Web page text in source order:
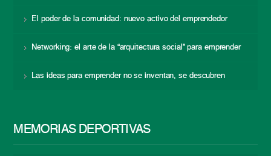
El poder de la comunidad: nuevo activo del emprendedor
Networking: el arte de la “arquitectura social” para emprender
Las ideas para emprender no se inventan, se descubren
MEMORIAS DEPORTIVAS